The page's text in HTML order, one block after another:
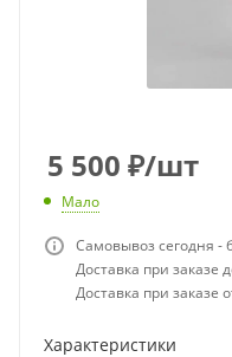
5 500 ₽/шт
Мало
Самовывоз сегодня -
Доставка при заказе
Доставка при заказе
Характеристики